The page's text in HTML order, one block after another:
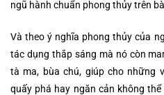
ngũ hành chuẩn phong thủy trên
Và theo ý nghĩa phong thủy của
tác dụng thắp sáng mà nó còn
tà ma, bùa chú, giúp cho những
quấy phá hay ngăn cản không